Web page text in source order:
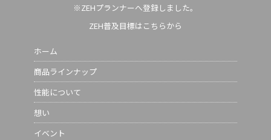
※ZEHプランナーへ登録しました。
ZEH普及目標はこちらから
ホーム
商品ラインナップ
性能について
想い
イベント